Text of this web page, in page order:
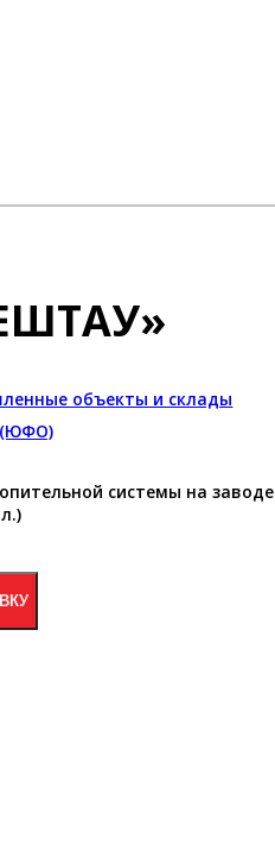
объекты и склады
системы на